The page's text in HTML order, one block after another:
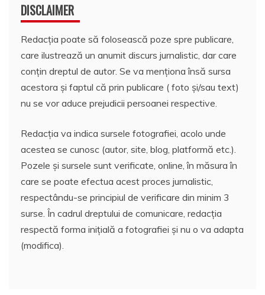
DISCLAIMER
Redacția poate să folosească poze spre publicare,
care ilustrează un anumit discurs jurnalistic, dar care
conțin dreptul de autor. Se va menționa însă sursa
acestora și faptul că prin publicare ( foto și/sau text)
nu se vor aduce prejudicii persoanei respective.
Redacția va indica sursele fotografiei, acolo unde
acestea se cunosc (autor, site, blog, platformă etc.).
Pozele și sursele sunt verificate, online, în măsura în
care se poate efectua acest proces jurnalistic,
respectându-se principiul de verificare din minim 3
surse. În cadrul dreptului de comunicare, redacția
respectă forma inițială a fotografiei și nu o va adapta
(modifica).